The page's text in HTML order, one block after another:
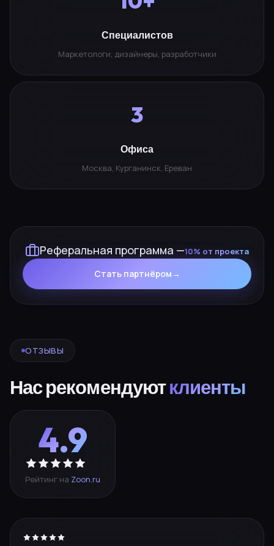
Специалистов
Маркетологи, дизайнеры, разработчики
3
Офиса
Москва, Курганинск, Ереван
Реферальная программа —10% от проекта
Стать партнёром →
ОТЗЫВЫ
Нас рекомендуютклиенты
4.9
Рейтинг на Zoon.ru